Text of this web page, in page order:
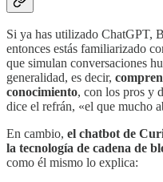
Si ya has utilizado ChatGPT,
entonces estás familiarizado
que simulan conversaciones
generalidad, es decir,
conocimiento, con los pros y
dice el refrán, «el que mucho
En cambio, el chatbot de
la tecnología de cadena de
como él mismo lo explica: